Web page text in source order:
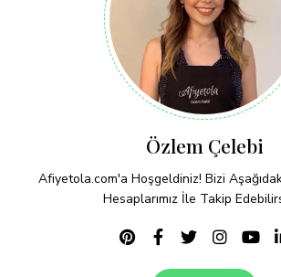
Özlem Çelebi
Afiyetola.com'a Hoşgeldiniz! Bizi
Hesaplarımız İle Takip